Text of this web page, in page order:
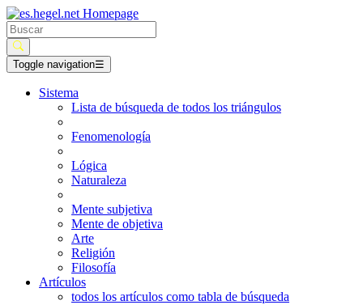
Toggle navigation☰
Sistema
Lista de búsqueda de todos los triángulos
Fenomenología
Lógica
Naturaleza
Mente subjetiva
Mente de objetiva
Arte
Religión
Filosofía
Artículos
todos los artículos como tabla de búsqueda